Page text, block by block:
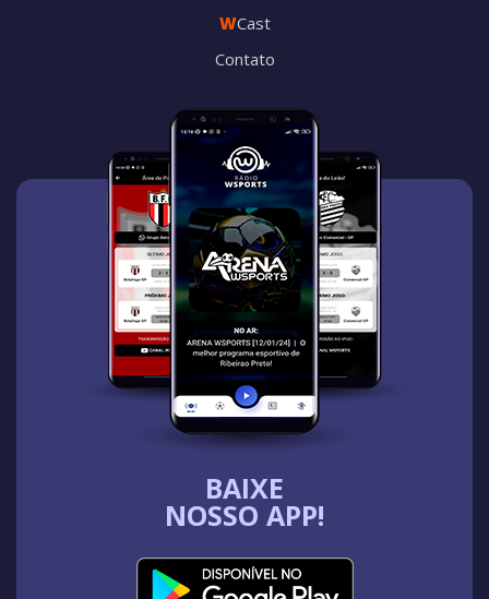
BAIXE
NOSSO APP!
WCast
Contato